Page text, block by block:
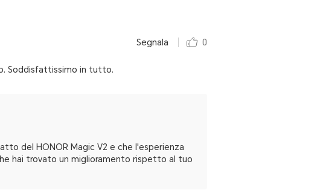
Segnala 0
Soddisfattissimo in tutto.
del HONOR Magic V2 e che l'esperienza
hai trovato un miglioramento rispetto al tuo